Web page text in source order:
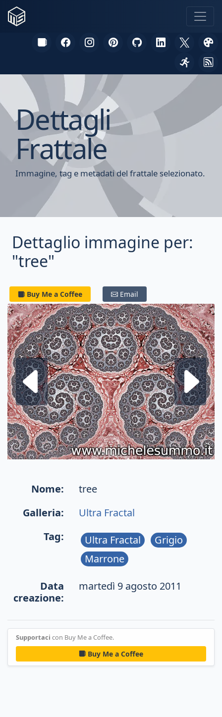
Dettagli
Frattale
Immagine, tag e metadati del frattale selezionato.
Dettaglio immagine per:
"tree"
Buy Me a Coffee Email
Frattale
Nome:
tree
Galleria:
Ultra Fractal
Tag:
Ultra Fractal
Grigio
Marrone
Data
creazione:
martedì 9 agosto 2011
Supportaci con Buy Me a Coffee.
Buy Me a Coffee